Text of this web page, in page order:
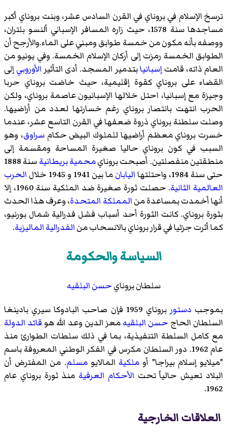
ترسخ الإسلام في بروناي في القرن السادس عشر، وبنت بروناي أكبر
مساجدها سنة 1578، حيث زاره المسافر الإسباني ألنسو بلتران،
ووصفه بأنه مكون من خمسة طوابق ومبني على الماء.والأرجح أن
الطوابق الخمسة رمزت إلى أركان الإسلام الخمسة. وفي يونيو من
العام ذاته، قامتإسبانيابتدمير المسجد. أدى التأثير الأوروبيإلى
القضاء على بروناي كقوة إقليمية، حيث خاضت بروناي حربا
وجيزة مع إسبانيا، احتل خلالها الإسبانيون عاصمة بروناي، ولكن
الحرب انتهت بانتصار بروناي رغم خسارتها لعدد من أراضيها.
وصلت سلطنة بروناي ذروة ضعفها في القرن التاسع عشر، عندما
خسرت بروناي معظم أراضيها للملوك البيض حكامسراوق، وهو
السبب في كون بروناي حاليا صغيرة المساحة ومقسمة إلى
منطقتين منفصلتين. أصبحت برونايمحميةبريطانية
سنة 1888
حتى سنة 1984، واحتلتها
اليابانما بين 1941 و 1945 خلال
الحرب
العالمية الثانية
. حصلت ثورة صغيرة ضد الملكية سنة 1960، إلا
أنها أخمدت بمساعدة منالمملكة المتحدة، وعرف هذا الحدث
بثورة بروناي. كانت الثورة أحد أسباب فشل فدرالية شمال بورنيو،
كما أثرت جزئيا في قرار بروناي بالانسحاب منالفدرالية الماليزية.
السياسة والحكومة
سلطان برونايحسن البلقيه
بموجب دستور
بروناي 1959 فإن صاحب البادوكا سيري بادينغا
السلطان الحاج حسن البلقيهمعز الدين وعد الله هو قائد الدولة
مع كامل السلطة التنفيذية، بما في ذلك سلطات الطوارئ منذ
عام 1962. دور السلطان مكرس في الفكر الوطني المعروفة باسم
"ميلايو إسلام بيراجا" أو ملكية المالايومسلم. من المفترض أن
البلاد تعيش حالياً تحت الأحكام العرفية منذ ثورة بروناي عام
1962.
العلاقات الخارجية